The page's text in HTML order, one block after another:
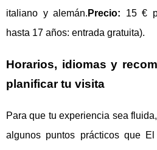
italiano y alemán. Precio: 15 €
hasta 17 años: entrada gratuita).
Horarios, idiomas y
planificar tu visita
Para que tu experiencia sea
algunos puntos prácticos que